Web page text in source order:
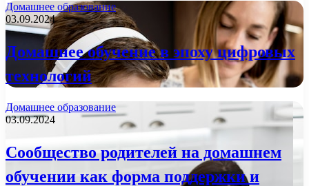
Домашнее образование
03.09.2024
Домашнее обучение в эпоху цифровых
технологий
Домашнее образование
03.09.2024
Сообщество родителей на домашнем
обучении как форма поддержки и